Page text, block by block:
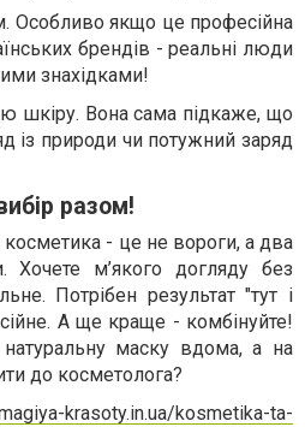
Особливо якщо це професійна
брендів - реальні люди
знахідками!
шкіру. Вона сама підкаже, що
із природи чи потужний заряд
разом!
косметика - це не вороги, а два
Хочете м’якого догляду без
Потрібен результат "тут і
А ще краще - комбінуйте!
маску вдома, а на
до косметолога?
krasoty.in.ua/kosmetika-ta-